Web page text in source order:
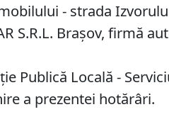
- strada
S.R.L. Brașov, firmă
Publică Locală -
a prezentei hotărâri.